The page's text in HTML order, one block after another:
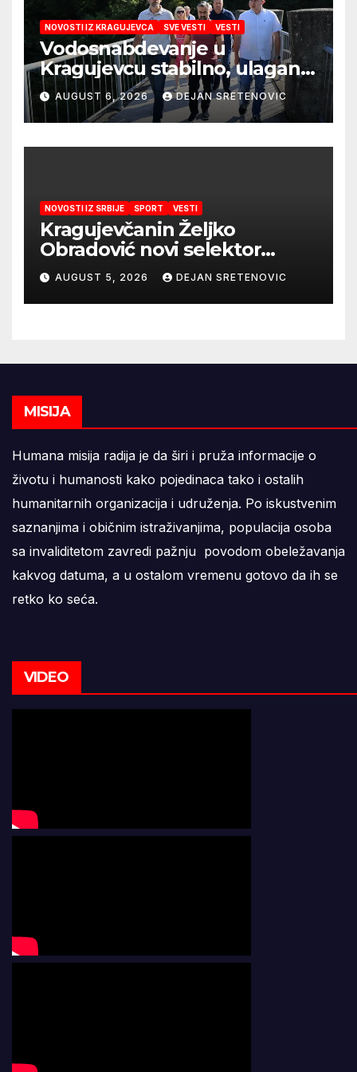
NOVOSTI IZ KRAGUJEVCA SVE VESTI VESTI
Vodosnabdevanje u
Kragujevcu stabilno, ulaganja
obezbedila sigurnije
snabdevanje
AUGUST 6, 2026 DEJAN SRETENOVIC
NOVOSTI IZ SRBIJE SPORT VESTI
Kragujevčanin Željko
Obradović novi selektor
Atletske reprezentacije Srbije
AUGUST 5, 2026 DEJAN SRETENOVIC
MISIJA
Humana misija radija je da širi i pruža informacije o
životu i humanosti kako pojedinaca tako i ostalih
humanitarnih organizacija i udruženja. Po iskustvenim
saznanjima i običnim istraživanjima, populacija osoba
sa invaliditetom zavredi pažnju povodom obeležavanja
kakvog datuma, a u ostalom vremenu gotovo da ih se
retko ko seća.
VIDEO